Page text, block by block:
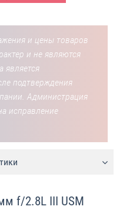
и цены товаров
и не являются
является
подтверждения
Администрация
исправление
f/2.8L III USM